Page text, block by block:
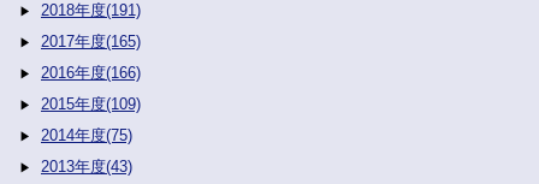
2018年度(191)
2017年度(165)
2016年度(166)
2015年度(109)
2014年度(75)
2013年度(43)